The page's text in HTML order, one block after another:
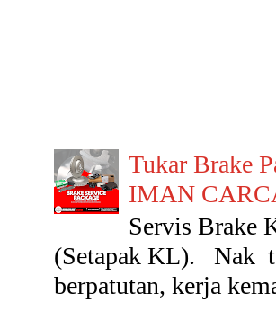
Tukar Brake
IMAN
Servis Brake
(Setapak KL). Nak
berpatutan, kerja